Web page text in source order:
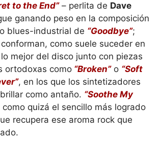
to the End”– perlita de Dave
ganando peso en la composición
blues-industrial de “Goodbye”;
como suele suceder en
mejor del disco junto con piezas
ortodoxas como “Broken”o “Soft
, en los que los sintetizadores
como antaño. “Soothe My
como quizá el sencillo más logrado
recupera ese aroma rock que